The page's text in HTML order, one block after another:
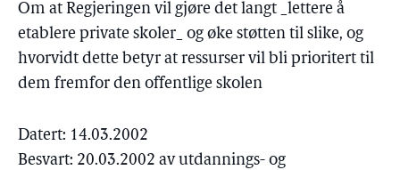
Om at Regjeringen vil gjøre det langt _lettere å
etablere private skoler_ og øke støtten til slike, og
hvorvidt dette betyr at ressurser vil bli prioritert til
dem fremfor den offentlige skolen
Datert: 14.03.2002
Besvart: 20.03.2002 av utdannings- og